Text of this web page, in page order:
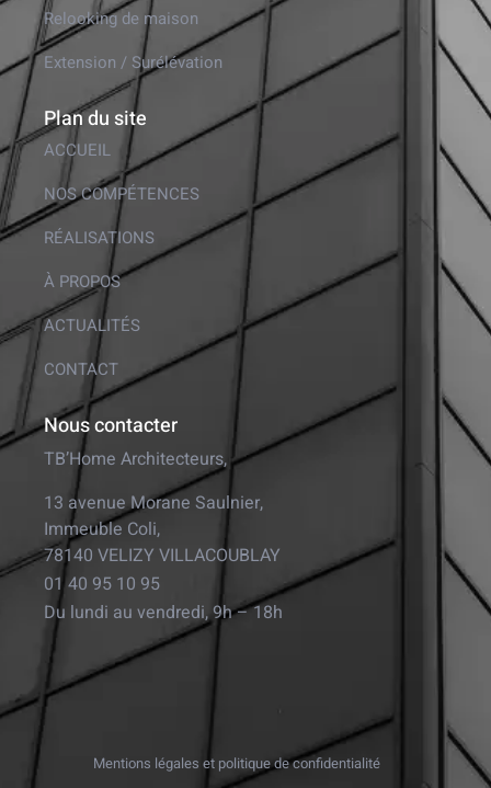
Relooking de maison
Extension / Surélévation
Plan du site
ACCUEIL
NOS COMPÉTENCES
RÉALISATIONS
À PROPOS
ACTUALITÉS
CONTACT
Nous contacter
TB’Home Architecteurs,
13 avenue Morane Saulnier,
Immeuble Coli,
78140 VELIZY VILLACOUBLAY
01 40 95 10 95
Du lundi au vendredi, 9h – 18h
Mentions légales et politique de confidentialité